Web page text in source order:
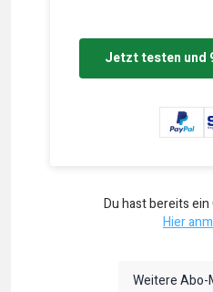
Jetzt testen und
Du hast bereits
Hier
Weitere Abo-